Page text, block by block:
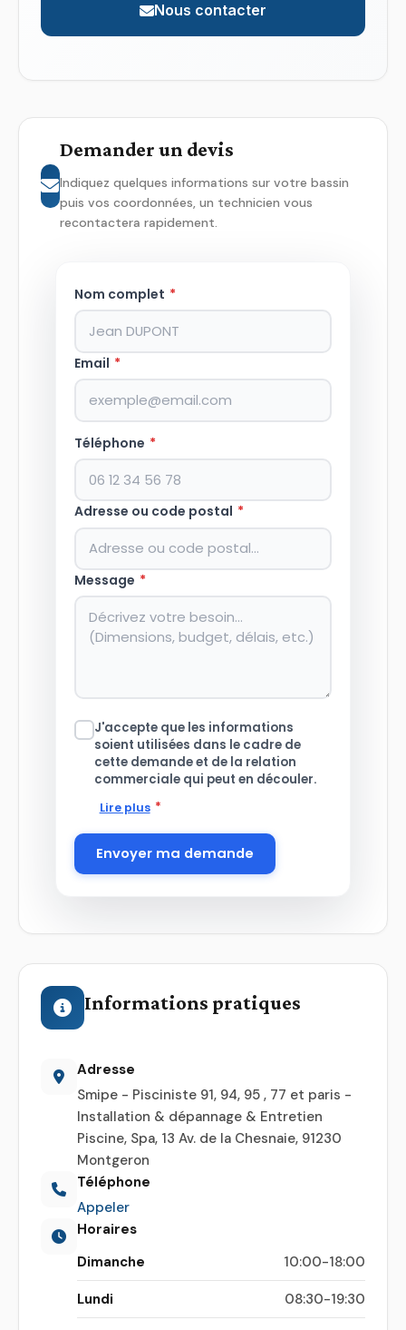
Nous contacter
Demander un devis
Indiquez quelques informations sur votre bassin
puis vos coordonnées, un technicien vous
recontactera rapidement.
Nom complet *
Email *
Téléphone *
Adresse ou code postal *
Message *
J'accepte que les informations
soient utilisées dans le cadre de
cette demande et de la relation
commerciale qui peut en découler.
Lire plus *
Envoyer ma demande
Informations pratiques
Adresse
Smipe - Pisciniste 91, 94, 95 , 77 et paris -
Installation & dépannage & Entretien
Piscine, Spa, 13 Av. de la Chesnaie, 91230
Montgeron
Téléphone
Appeler
Horaires
Dimanche
10:00-18:00
Lundi 08:30-19:30